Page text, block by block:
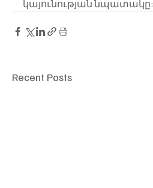
կայունության նպատակը:
Recent Posts